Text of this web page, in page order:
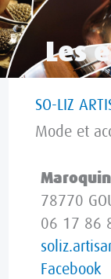
Les
SO-LIZ
Mode et
78770
06 17 86
Facebook